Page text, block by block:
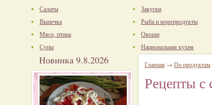
Салаты
Выпечка
Мясо, птица
Супы
Закуски
Рыба и морепродукты
Овощи
Национальная кухня
Новинка 9.8.2026 Главная → По продуктам
Рецепты с